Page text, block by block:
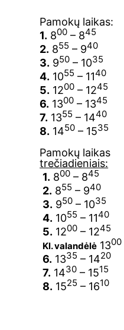
Pamokų laikas:
1. 800 – 845
2. 855 – 940
3. 950 – 1035
4. 1055 – 1140
5. 1200 – 1245
6. 1300 – 1345
7. 1355 – 1440
8. 1450 – 1535
Pamokų laikas
trečiadieniais:
1. 800 – 845
2. 855 – 940
3. 950 – 1035
4. 1055 – 1140
5. 1200 – 1245
Kl. valandėlė 1300
6. 1335 – 1420
7. 1430 – 1515
8. 1525 – 1610